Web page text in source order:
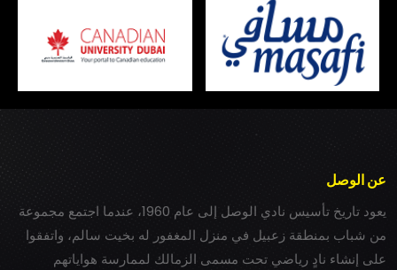
عن الوصل
يعود تاريخ تأسيس نادي الوصل إلى عام 1960، عندما اجتمع مجموعة
من شباب بمنطقة زعبيل في منزل المغفور له بخيت سالم، واتفقوا
على إنشاء نادٍ رياضي تحت مسمى الزمالك لممارسة هواياتهم